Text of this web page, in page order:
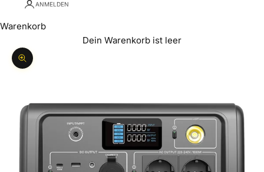
ANMELDEN
Warenkorb
Dein Warenkorb ist leer
Bild vergrößern